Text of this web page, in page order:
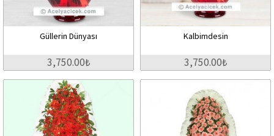
Güllerin Dünyası
3,750.00₺
Kalbimdesin
3,750.00₺